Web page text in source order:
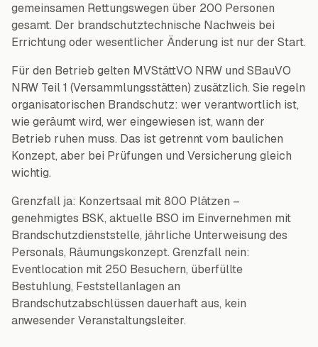
gemeinsamen Rettungswegen über 200 Personen
gesamt. Der brandschutztechnische Nachweis bei
Errichtung oder wesentlicher Änderung ist nur der Start.
Für den Betrieb gelten MVStättVO NRW und SBauVO
NRW Teil 1 (Versammlungsstätten) zusätzlich. Sie regeln
organisatorischen Brandschutz: wer verantwortlich ist,
wie geräumt wird, wer eingewiesen ist, wann der
Betrieb ruhen muss. Das ist getrennt vom baulichen
Konzept, aber bei Prüfungen und Versicherung gleich
wichtig.
Grenzfall ja: Konzertsaal mit 800 Plätzen –
genehmigtes BSK, aktuelle BSO im Einvernehmen mit
Brandschutzdienststelle, jährliche Unterweisung des
Personals, Räumungskonzept. Grenzfall nein:
Eventlocation mit 250 Besuchern, überfüllte
Bestuhlung, Feststellanlagen an
Brandschutzabschlüssen dauerhaft aus, kein
anwesender Veranstaltungsleiter.